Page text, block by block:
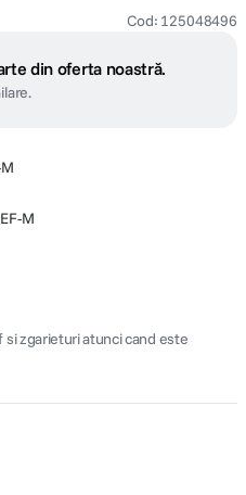
Cod: 125048496
din oferta noastră.
M
zgarieturi atunci cand este